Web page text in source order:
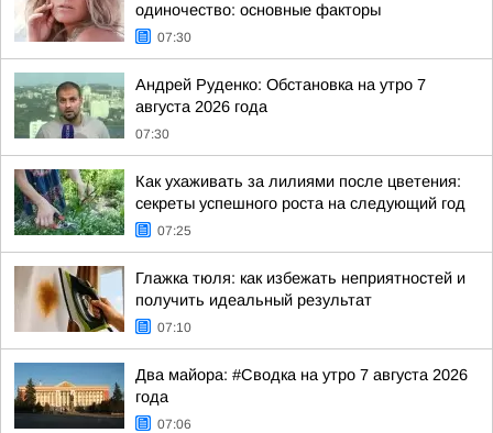
одиночество: основные факторы
07:30
Андрей Руденко: Обстановка на утро 7
августа 2026 года
07:30
Как ухаживать за лилиями после цветения:
секреты успешного роста на следующий год
07:25
Глажка тюля: как избежать неприятностей и
получить идеальный результат
07:10
Два майора: #Сводка на утро 7 августа 2026
года
07:06